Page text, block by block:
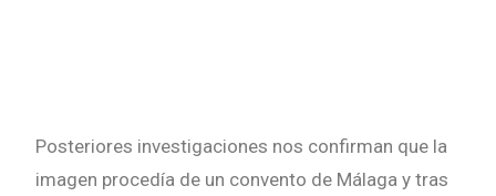
Posteriores investigaciones nos confirman que la
imagen procedía de un convento de Málaga y tras